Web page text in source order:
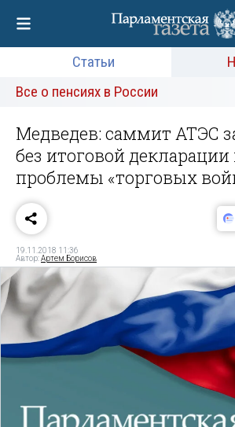
Статьи
Все о пенсиях в России
Медведев: саммит АТЭС
без итоговой декларации
проблемы «торговых
19.11.2018 11:36
Автор:Артем Борисов